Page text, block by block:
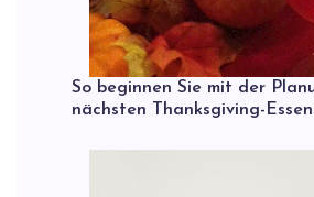
So beginnen Sie mit der
nächsten Thanksgiving-